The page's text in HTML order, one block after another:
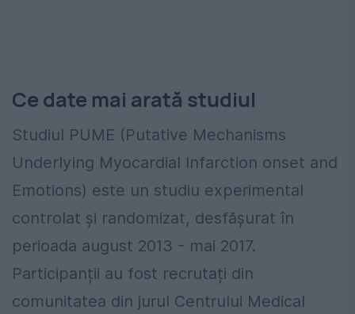
Ce date mai arată studiul
Studiul PUME (Putative Mechanisms
Underlying Myocardial Infarction onset and
Emotions) este un studiu experimental
controlat și randomizat, desfășurat în
perioada august 2013 - mai 2017.
Participanții au fost recrutați din
comunitatea din jurul Centrului Medical